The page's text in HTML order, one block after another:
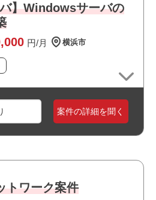
】Windowsサーバの
円/月 横浜市
案件の詳細を聞く
トワーク案件
成（Visioやpptにて）
でNW機器の設定変更や交換作業
でNW機器の試験ができる
きる（翻訳可）
ニア
以上経験